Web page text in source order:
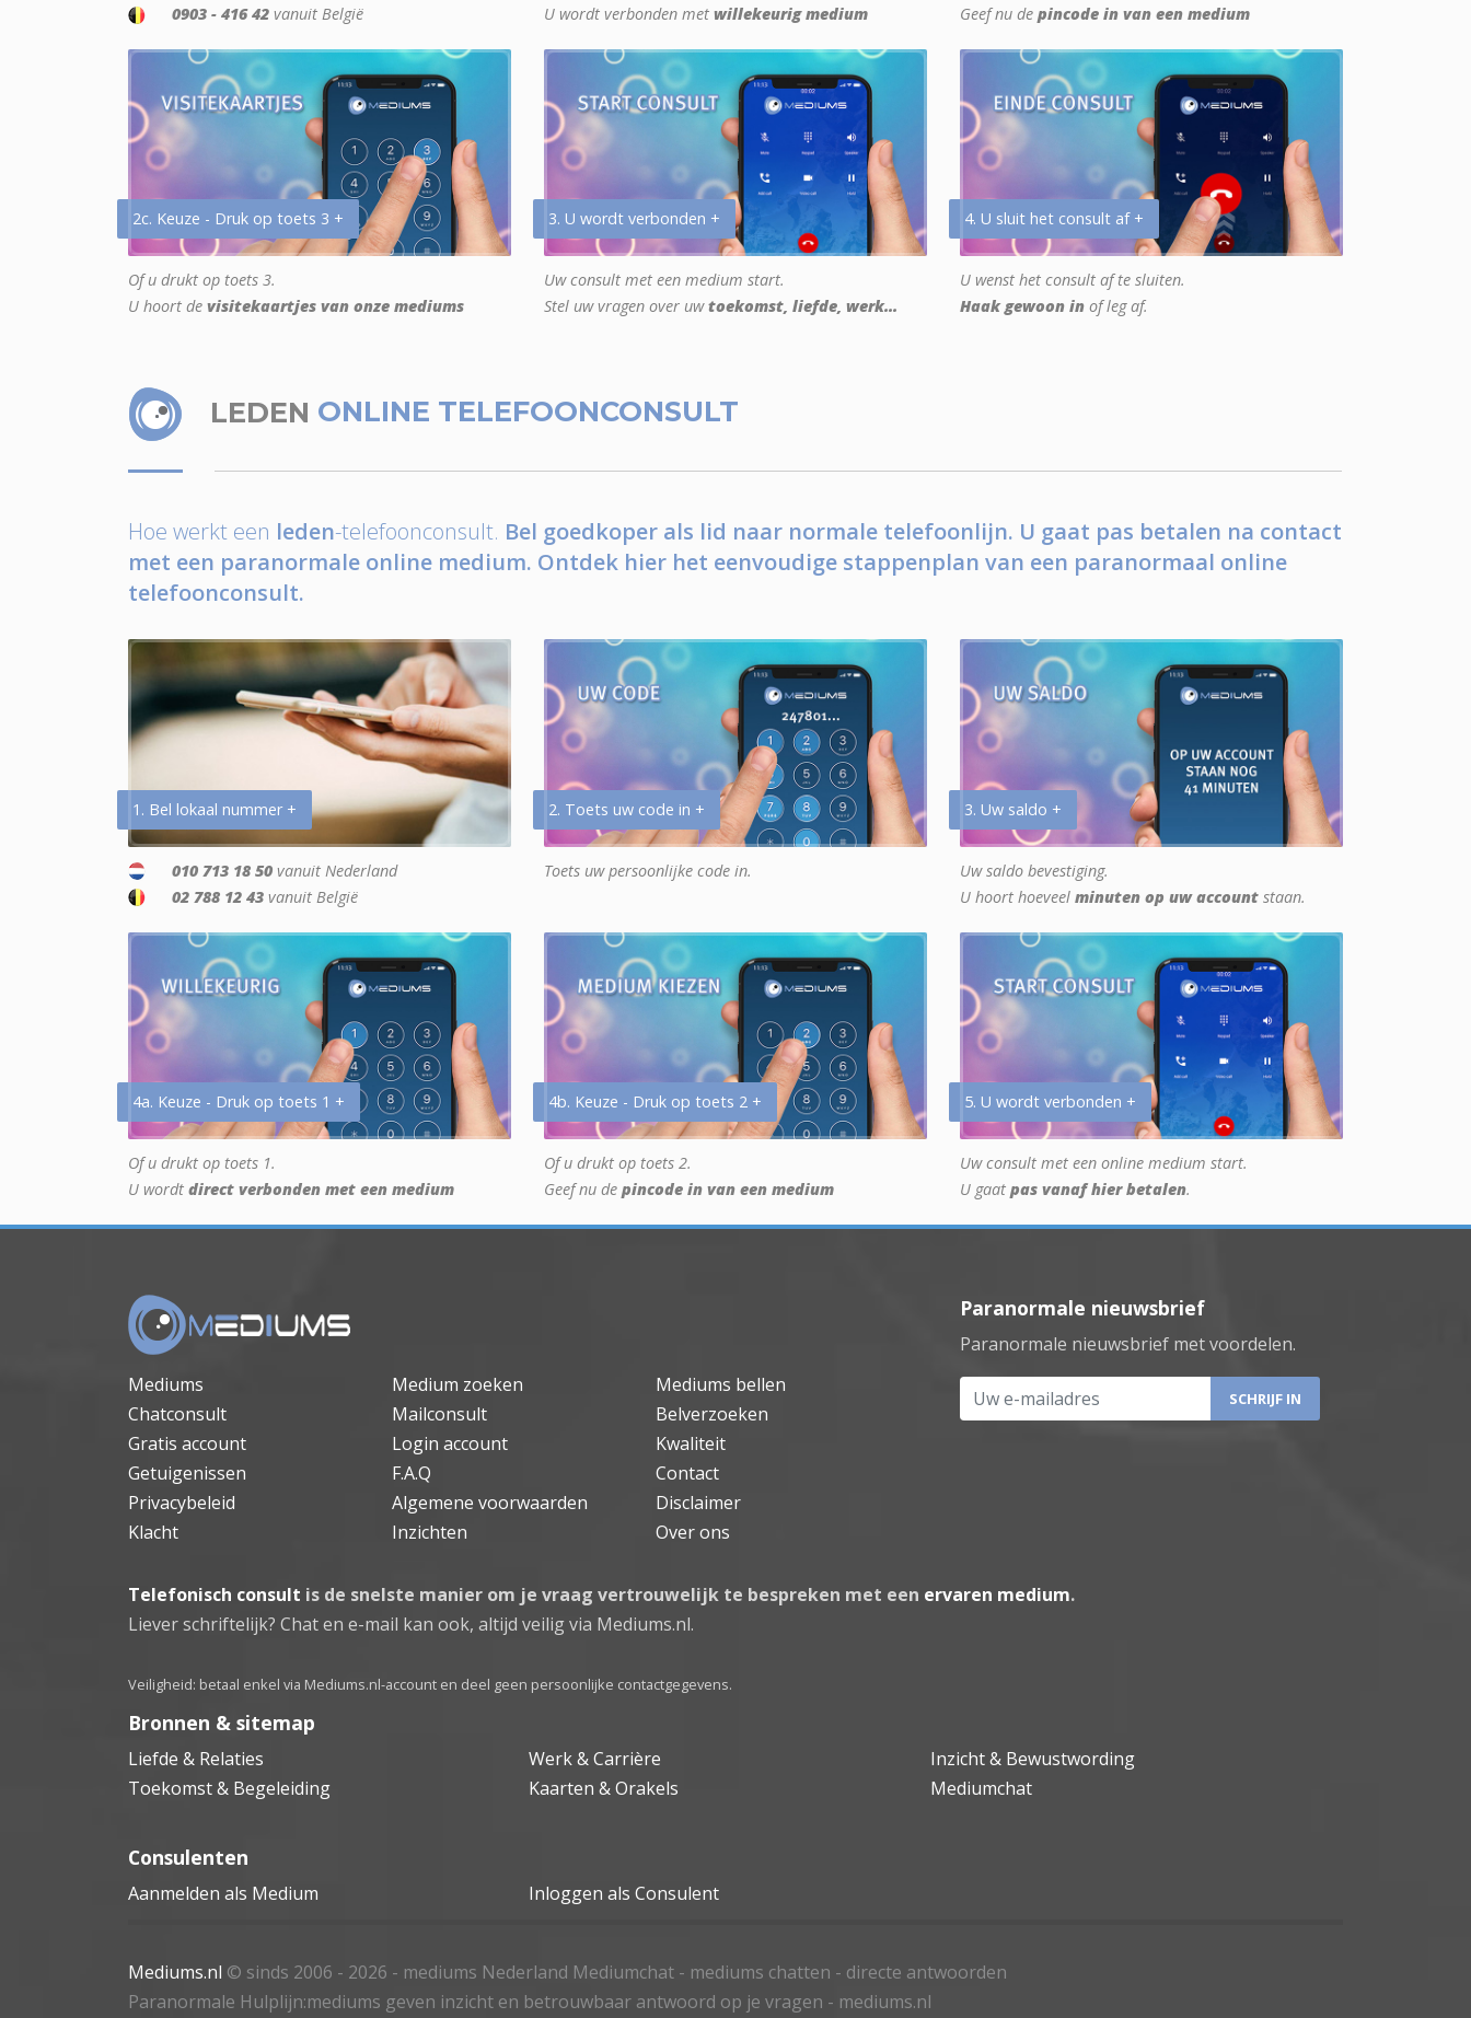
0903 - 416 42 vanuit België
U wordt verbonden met willekeurig medium
Geef nu de pincode in van een medium
2c. Keuze - Druk op toets 3 +
Of u drukt op toets 3.
U hoort de visitekaartjes van onze mediums
3. U wordt verbonden +
Uw consult met een medium start.
Stel uw vragen over uwtoekomst, liefde, werk...
4. U sluit het consult af +
U wenst het consult af te sluiten.
Haak gewoon in of leg af.
LEDEN ONLINE TELEFOONCONSULT
Hoe werkt een leden-telefoonconsult. Bel goedkoper als lid naar normale telefoonlijn. U gaat pas betalen na contact
met een paranormale online medium. Ontdek hier het eenvoudige stappenplan van een paranormaal online
telefoonconsult.
1. Bel lokaal nummer +
010 713 18 50 vanuit Nederland
02 788 12 43 vanuit België
2. Toets uw code in +
Toets uw persoonlijke code in.
3. Uw saldo +
Uw saldo bevestiging.
U hoort hoeveel minuten op uw account staan.
4a. Keuze - Druk op toets 1 +
Of u drukt op toets 1.
U wordt direct verbonden met een medium
4b. Keuze - Druk op toets 2 +
Of u drukt op toets 2.
Geef nu de pincode in van een medium
5. U wordt verbonden +
Uw consult met een online medium start.
U gaat pas vanaf hier betalen.
Mediums Medium zoeken
Mediums bellen
Chatconsult
Mailconsult
Belverzoeken
Gratis account
Login account
Kwaliteit
Getuigenissen
F.A.Q
Contact
Privacybeleid
Algemene voorwaarden
Disclaimer
Klacht
Inzichten Over ons
Paranormale nieuwsbrief
Paranormale nieuwsbrief met voordelen.
Uw e-mailadres
Telefonisch consult is de snelste manier om je vraag vertrouwelijk te bespreken met een ervaren medium.
Liever schriftelijk? Chat en e-mail kan ook, altijd veilig via Mediums.nl.
Veiligheid: betaal enkel via Mediums.nl-account en deel geen persoonlijke contactgegevens.
Bronnen & sitemap
Liefde & Relaties Werk & Carrière
Inzicht & Bewustwording
Toekomst & Begeleiding
Kaarten & Orakels Mediumchat
Consulenten
Aanmelden als Medium Inloggen als Consulent
Mediums.nl © sinds 2006 - 2026 - mediums Nederland Mediumchat - mediums chatten - directe antwoorden
Paranormale Hulplijn:mediums geven inzicht en betrouwbaar antwoord op je vragen - mediums.nl